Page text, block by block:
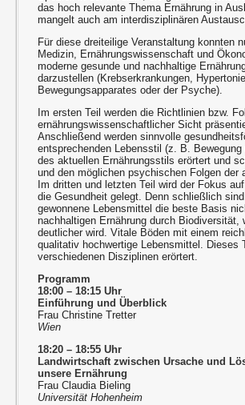
das hoch relevante Thema Ernährung in
mangelt auch am interdisziplinären
Für diese dreiteilige Veranstaltung konnten
Medizin, Ernährungswissenschaft und
moderne gesunde und nachhaltige
darzustellen (Krebserkrankungen,
Bewegungsapparates oder der Psyche).
Im ersten Teil werden die Richtlinien bzw.
ernährungswissenschaftlicher Sicht
Anschließend werden sinnvolle
entsprechenden Lebensstil (z. B.
des aktuellen Ernährungsstils erörtert und
und den möglichen psychischen Folgen der
Im dritten und letzten Teil wird der Fokus
die Gesundheit gelegt. Denn schließlich
gewonnene Lebensmittel die beste Basis
nachhaltigen Ernährung durch
deutlicher wird. Vitale Böden mit einem
qualitativ hochwertige Lebensmittel.
verschiedenen Disziplinen erörtert.
Programm
18:00 – 18:15 Uhr
Einführung und Überblick
Frau Christine Tretter
Wien
18:20 – 18:55 Uhr
Landwirtschaft zwischen Ursache und
unsere Ernährung
Frau Claudia Bieling
Universität Hohenheim